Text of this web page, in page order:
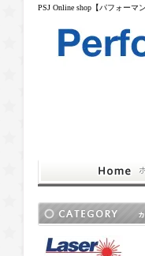
PSJ Online shop【パフォーマ